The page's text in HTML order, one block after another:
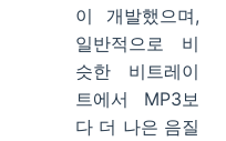
이 개발했으며,
일반적으로 비
슷한 비트레이
트에서 MP3보
다 더 나은 음질